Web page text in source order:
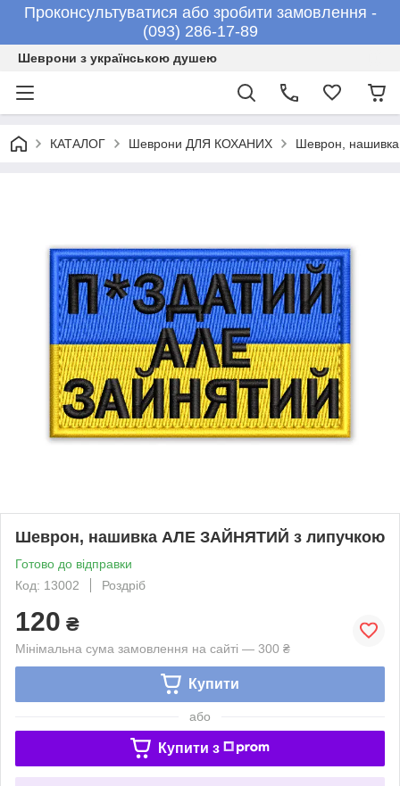
Проконсультуватися або зробити замовлення -
(093) 286-17-89
Шеврони з українською душею
КАТАЛОГ Шеврони ДЛЯ КОХАНИХ Шеврон,
Шеврон, нашивка АЛЕ ЗАЙНЯТИЙ з липучкою
Готово до відправки
Код: 13002
Роздріб
120 ₴
Мінімальна сума замовлення на сайті — 300 ₴
Купити
або
Купити з